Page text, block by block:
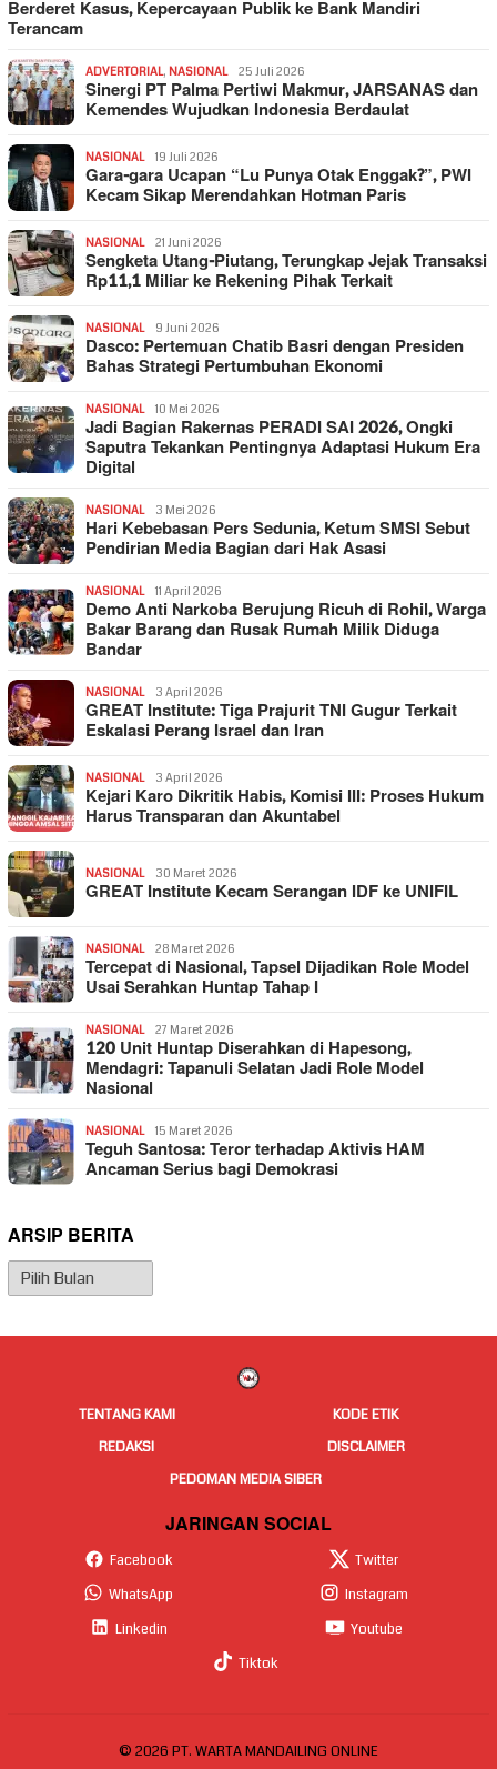
Berderet Kasus, Kepercayaan Publik ke Bank Mandiri
Terancam
ADVERTORIAL, NASIONAL 25 Juli 2026
Sinergi PT Palma Pertiwi Makmur, JARSANAS dan
Kemendes Wujudkan Indonesia Berdaulat
NASIONAL 19 Juli 2026
Gara-gara Ucapan “Lu Punya Otak Enggak?”, PWI
Kecam Sikap Merendahkan Hotman Paris
NASIONAL 21 Juni 2026
Sengketa Utang-Piutang, Terungkap Jejak Transaksi
Rp11,1 Miliar ke Rekening Pihak Terkait
NASIONAL 9 Juni 2026
Dasco: Pertemuan Chatib Basri dengan Presiden
Bahas Strategi Pertumbuhan Ekonomi
NASIONAL 10 Mei 2026
Jadi Bagian Rakernas PERADI SAI 2026, Ongki
Saputra Tekankan Pentingnya Adaptasi Hukum Era
Digital
NASIONAL 3 Mei 2026
Hari Kebebasan Pers Sedunia, Ketum SMSI Sebut
Pendirian Media Bagian dari Hak Asasi
NASIONAL 11 April 2026
Demo Anti Narkoba Berujung Ricuh di Rohil, Warga
Bakar Barang dan Rusak Rumah Milik Diduga
Bandar
NASIONAL 3 April 2026
GREAT Institute: Tiga Prajurit TNI Gugur Terkait
Eskalasi Perang Israel dan Iran
NASIONAL 3 April 2026
Kejari Karo Dikritik Habis, Komisi III: Proses Hukum
Harus Transparan dan Akuntabel
NASIONAL 30 Maret 2026
GREAT Institute Kecam Serangan IDF ke UNIFIL
NASIONAL 28 Maret 2026
Tercepat di Nasional, Tapsel Dijadikan Role Model
Usai Serahkan Huntap Tahap I
NASIONAL 27 Maret 2026
120 Unit Huntap Diserahkan di Hapesong,
Mendagri: Tapanuli Selatan Jadi Role Model
Nasional
NASIONAL 15 Maret 2026
Teguh Santosa: Teror terhadap Aktivis HAM
Ancaman Serius bagi Demokrasi
ARSIP BERITA
Arsip
Berita
TENTANG KAMI
KODE ETIK
REDAKSI
DISCLAIMER
PEDOMAN MEDIA SIBER
JARINGAN SOCIAL
Facebook
Twitter
WhatsApp
Instagram
Linkedin
Youtube
Tiktok
© 2026 PT. WARTA MANDAILING ONLINE